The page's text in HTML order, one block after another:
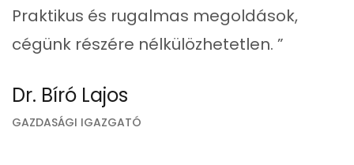
Praktikus és rugalmas megoldások,
cégünk részére nélkülözhetetlen. ”
Dr. Bíró Lajos
GAZDASÁGI IGAZGATÓ